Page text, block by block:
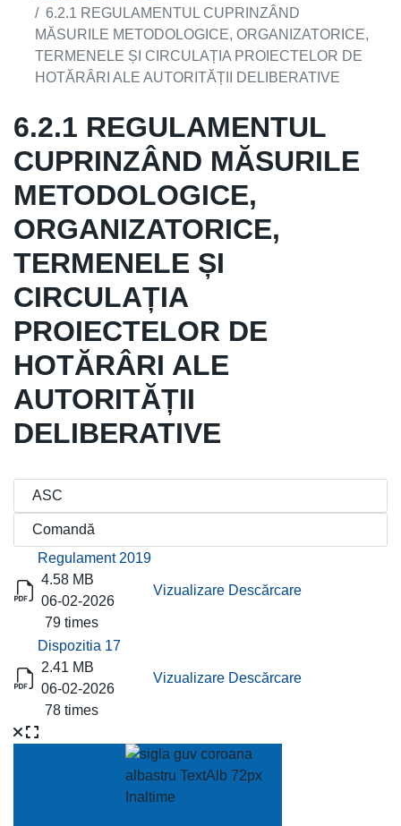
6.2.1 REGULAMENTUL CUPRINZÂND
MĂSURILE METODOLOGICE, ORGANIZATORICE,
TERMENELE ȘI CIRCULAȚIA PROIECTELOR DE
HOTĂRÂRI ALE AUTORITĂȚII DELIBERATIVE
6.2.1 REGULAMENTUL
CUPRINZÂND MĂSURILE
METODOLOGICE,
ORGANIZATORICE,
TERMENELE ȘI
CIRCULAȚIA
PROIECTELOR DE
HOTĂRÂRI ALE
AUTORITĂȚII
DELIBERATIVE
Titlu
Descărcare
Regulament 2019
4.58 MB
06-02-2026
79 times
Vizualizare Descărcare
Dispozitia 17
2.41 MB
06-02-2026
78 times
Vizualizare Descărcare